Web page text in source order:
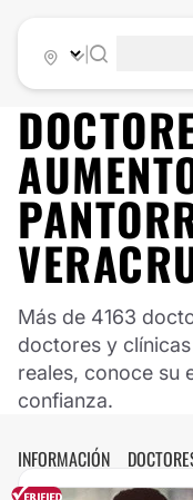
Más de 4163
doctores y
reales, conoce su
confianza.
INFORMACIÓN